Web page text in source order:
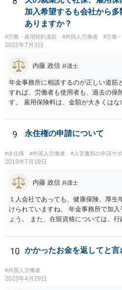
加入希望するも会社から
ありますか？
#労働・雇用契約違反 #外国人労働者 #労働
2022年7月3日
内藤 政信 弁護士
年金事務所に相談するのが正しい道筋
すれば、労働者も使用者も、過去の保
す。 雇用保険料は、金額が大きくは
難しい問題の一つなので、年金事務所
相談されるといいでしょう。
9 永住権の申請について
#永住権 #外国人労働者 #入管書類の申請サ
2019年7月19日
内藤 政信 弁護士
１人会社であっても、健康保険、厚
けられていますね。 年金事務所で加
ょう。 また、在留資格については、
人は少ないですね。
10 かかったお金を返してと言
#外国人労働者
2023年4月29日